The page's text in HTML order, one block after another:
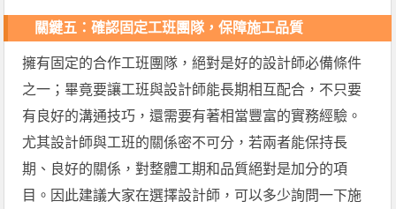
關鍵五 ：確認固定工班團隊，保障施工品質
擁有固定的合作工班團隊，絕對是好的設計師必備條件
之一；畢竟要讓工班與設計師能長期相互配合，不只要
有良好的溝通技巧，還需要有著相當豐富的實務經驗。
尤其設計師與工班的關係密不可分，若兩者能保持長
期、良好的關係，對整體工期和品質絕對是加分的項
目。因此建議大家在選擇設計師，可以多少詢問一下施